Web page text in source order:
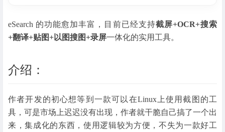
eSearch 的功能愈加丰富，目前已经支持截屏+OCR+搜索
+翻译+贴图+以图搜图+录屏一体化的实用工具。
介绍：
作者开发的初心想等到一款可以在Linux上使用截图的工
具，可是市场上迟迟没有出现，作者就干脆自己搞了一个出
来，集成化的东西，使用逻辑较为方便，不失为一款好工